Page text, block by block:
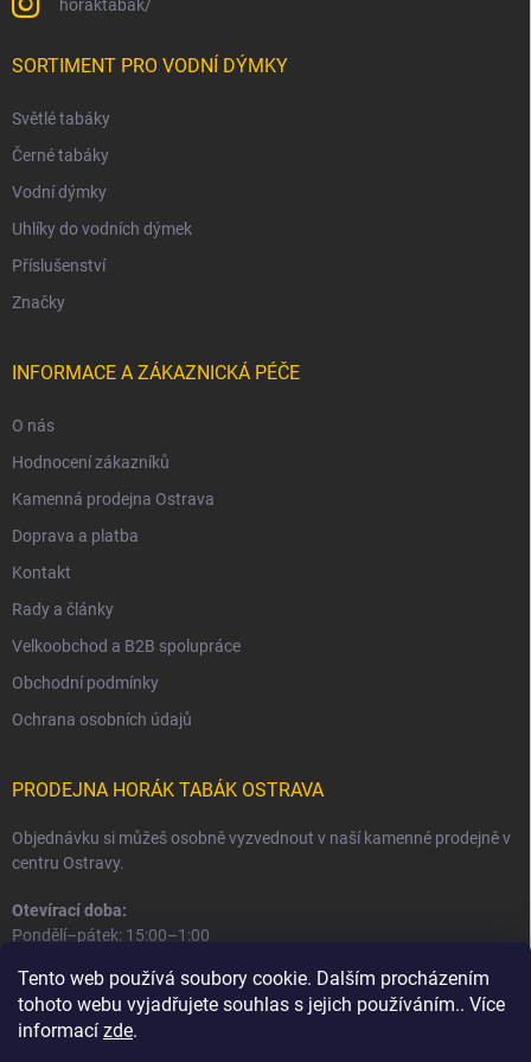
Tento web používá soubory cookie. Dalším procházením
tohoto webu vyjadřujete souhlas s jejich používáním.. Více
informací zde.
horaktabak/
SORTIMENT PRO VODNÍ DÝMKY
Světlé tabáky
Černé tabáky
Vodní dýmky
Uhlíky do vodních dýmek
Příslušenství
Značky
INFORMACE A ZÁKAZNICKÁ PÉČE
O nás
Hodnocení zákazníků
Kamenná prodejna Ostrava
Doprava a platba
Kontakt
Rady a články
Velkoobchod a B2B spolupráce
Obchodní podmínky
Ochrana osobních údajů
PRODEJNA HORÁK TABÁK OSTRAVA
Objednávku si můžeš osobně vyzvednout v naší kamenné prodejně v
centru Ostravy.
Otevírací doba:
Pondělí–pátek: 15:00–1:00
Informace o prodejně a osobním odběru